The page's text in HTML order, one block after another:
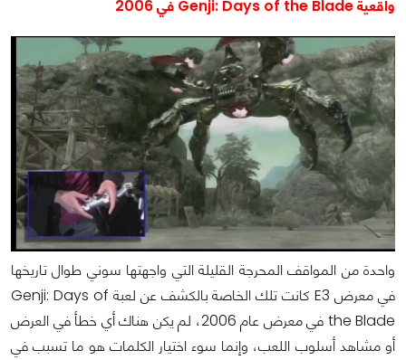
واقعية Genji: Days of the Blade في 2006
واحدة من المواقف المحرجة القليلة التي واجهتها سوني طوال تاريخها
في معرض E3 كانت تلك الخاصة بالكشف عن لعبة Genji: Days of
the Blade في معرض عام 2006، لم يكن هناك أي خطأ في العرض
أو مشاهد أسلوب اللعب، وإنما سوء اختيار الكلمات هو ما تسبب في